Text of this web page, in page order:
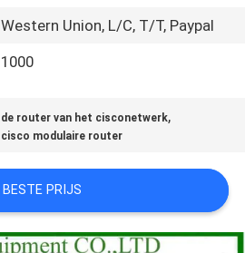
Western Union, L/C, T/T, Paypal
1000
de router van het cisconetwerk,
cisco modulaire router
BESTE PRIJS